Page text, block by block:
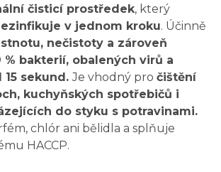
čisticí prostředek, který
v jednom kroku. Účinně
nečistoty a zároveň
bakterií, obalených virů a
15 sekund.Je vhodný pro čištění
kuchyňských spotřebičů i
do styku s potravinami.
chlór ani bělidla a splňuje
HACCP.